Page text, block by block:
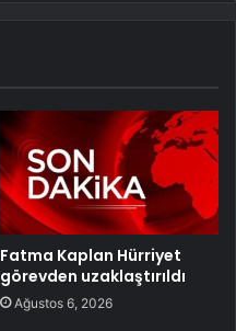
Fatma Kaplan Hürriyet
görevden uzaklaştırıldı
Ağustos 6, 2026